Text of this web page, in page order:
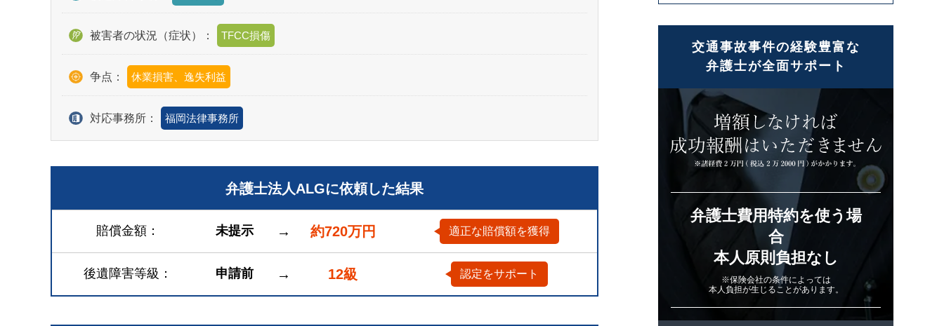
被害者の状況（症状）： TFCC損傷
争点： 休業損害、逸失利益
対応事務所： 福岡法律事務所
弁護士法人ALGに依頼した結果
賠償金額 未提示 → 約720万円 適正な賠償額を獲得
後遺障害等級 申請前 → 12級 認定をサポート
交通事故事件の経験豊富な
弁護士が全面サポート
弁護士費用特約を使う場
合
本人原則負担なし
※保険会社の条件によっては
本人負担が生じることがあります。